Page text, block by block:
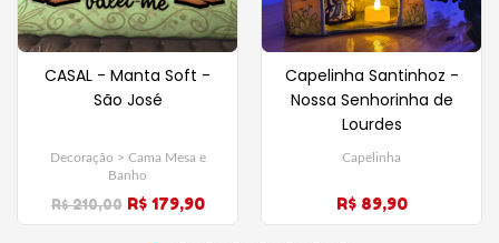
CASAL - Manta Soft -
São José
Decoração > Cama Mesa e
Banho
R$ 210,00 R$ 179,90
Capelinha Santinhoz -
Nossa Senhorinha de
Lourdes
Capelinha
R$ 89,90